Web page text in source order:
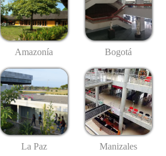
Amazonía Bogotá
La Paz Manizales